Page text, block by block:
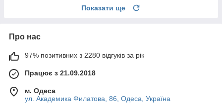
Показати ще
Про нас
97% позитивних з 2280 відгуків за рік
Працює з 21.09.2018
м. Одеса
ул. Академика Филатова, 86, Одеса, Україна